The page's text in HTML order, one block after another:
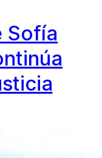
Sofía